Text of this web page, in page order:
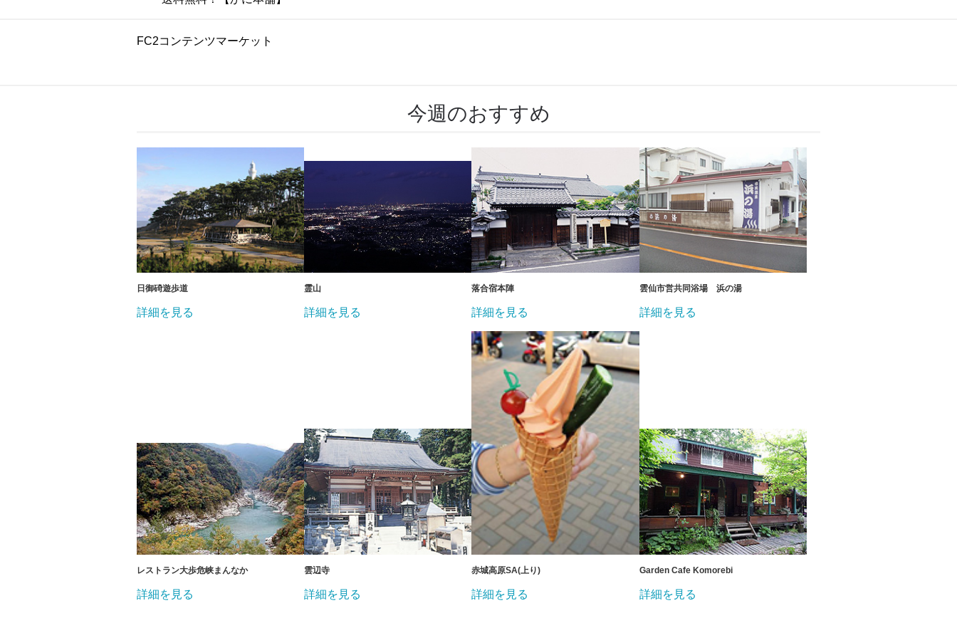
FC2コンテンツマーケット
今週のおすすめ
日御碕遊歩道
詳細を見る
霊山
詳細を見る
落合宿本陣
詳細を見る
雲仙市営共同浴場 浜の湯
詳細を見る
レストラン大歩危峡まんなか
詳細を見る
雲辺寺
詳細を見る
赤城高原SA(上り)
詳細を見る
Garden Cafe Komorebi
詳細を見る